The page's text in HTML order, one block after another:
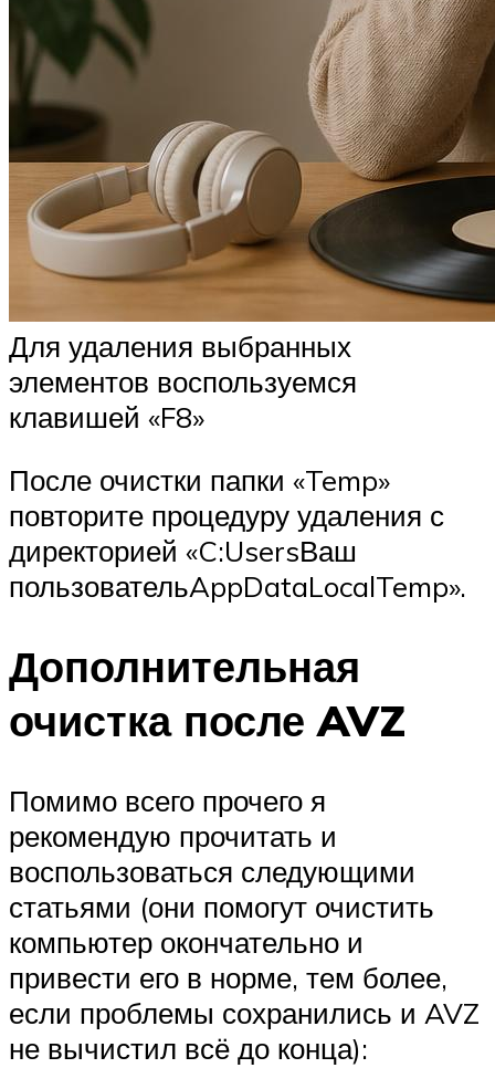
Для удаления выбранных
элементов воспользуемся
клавишей «F8»
После очистки папки «Temp»
повторите процедуру удаления с
директорией «C:UsersВаш
пользовательAppDataLocalTemp».
Дополнительная
очистка после AVZ
Помимо всего прочего я
рекомендую прочитать и
воспользоваться следующими
статьями (они помогут очистить
компьютер окончательно и
привести его в норме, тем более,
если проблемы сохранились и AVZ
не вычистил всё до конца):